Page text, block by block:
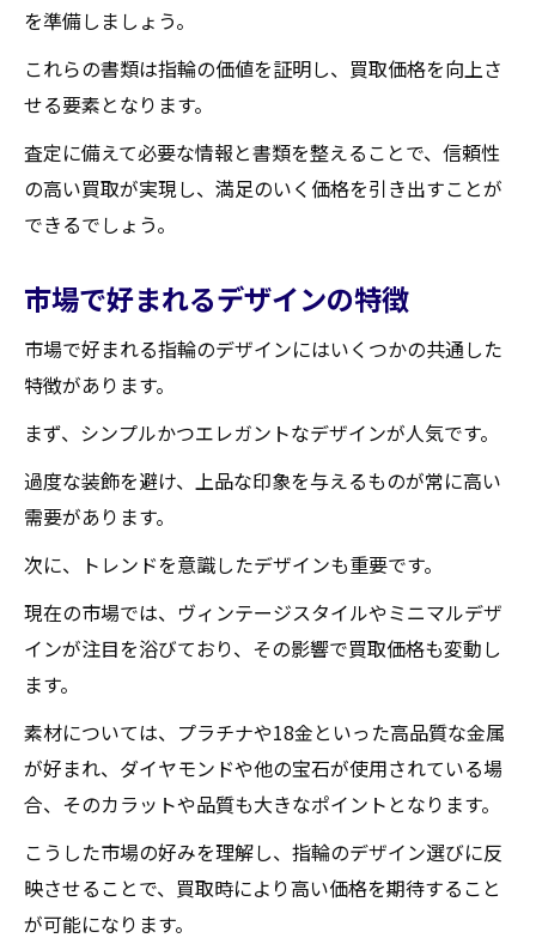
を準備しましょう。
これらの書類は指輪の価値を証明し、買取価格を向上さ
せる要素となります。
査定に備えて必要な情報と書類を整えることで、信頼性
の高い買取が実現し、満足のいく価格を引き出すことが
できるでしょう。
市場で好まれるデザインの特徴
市場で好まれる指輪のデザインにはいくつかの共通した
特徴があります。
まず、シンプルかつエレガントなデザインが人気です。
過度な装飾を避け、上品な印象を与えるものが常に高い
需要があります。
次に、トレンドを意識したデザインも重要です。
現在の市場では、ヴィンテージスタイルやミニマルデザ
インが注目を浴びており、その影響で買取価格も変動し
ます。
素材については、プラチナや18金といった高品質な金属
が好まれ、ダイヤモンドや他の宝石が使用されている場
合、そのカラットや品質も大きなポイントとなります。
こうした市場の好みを理解し、指輪のデザイン選びに反
映させることで、買取時により高い価格を期待すること
が可能になります。